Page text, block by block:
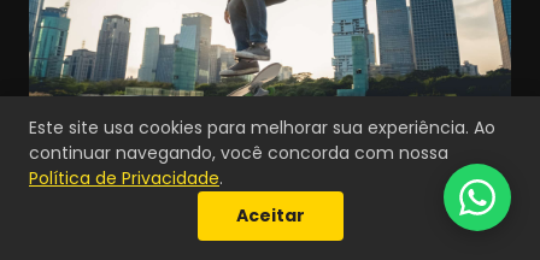
E-mail *
Este site usa cookies para melhorar sua experiência. Ao
continuar navegando, você concorda com nossa
Política de Privacidade.
Aceitar